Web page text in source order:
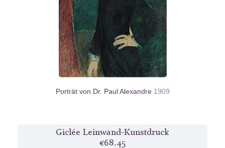
Porträt von Dr. Paul Alexandre 1909
Giclée Leinwand-Kunstdruck
€68.45